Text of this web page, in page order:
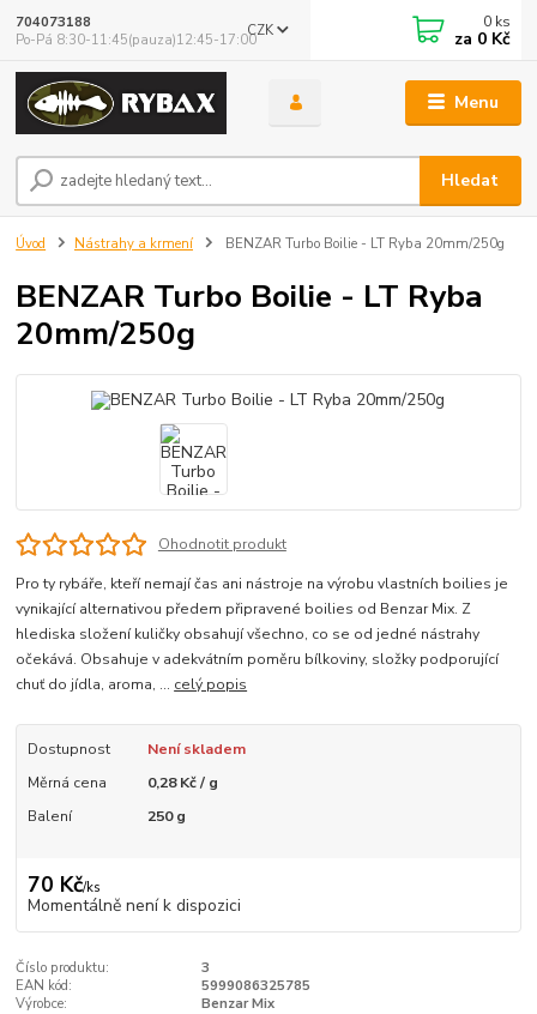
Menu
CZK
Hledat
704073188
Po-Pá 8:30-11:45(pauza)12:45-17:00
0 ks
za 0 Kč
Úvod Nástrahy a krmení BENZAR Turbo Boilie - LT Ryba 20mm/250g
BENZAR Turbo Boilie - LT Ryba
20mm/250g
Ohodnotit produkt
Pro ty rybáře, kteří nemají čas ani nástroje na výrobu vlastních boilies je
vynikající alternativou předem připravené boilies od Benzar Mix. Z
hlediska složení kuličky obsahují všechno, co se od jedné nástrahy
očekává. Obsahuje v adekvátním poměru bílkoviny, složky podporující
chuť do jídla, aroma, ... celý popis
Dostupnost
Není skladem
Měrná cena
0,28 Kč / g
Balení
250 g
70 Kč/ks
Momentálně není k dispozici
Číslo produktu:
3
EAN kód:
5999086325785
Výrobce:
Benzar Mix